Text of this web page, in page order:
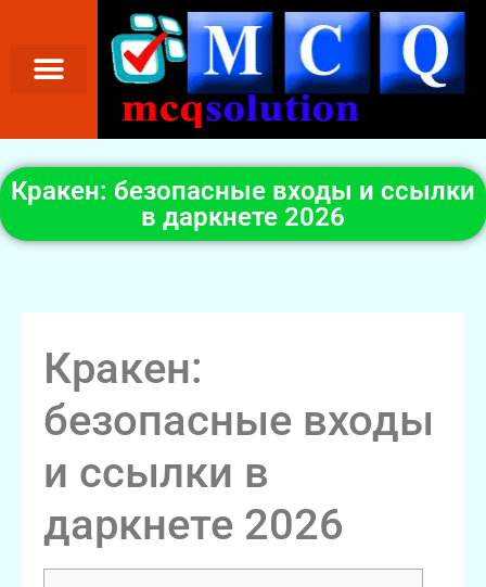
Кракен: безопасные входы и ссылки
в даркнете 2026
Кракен:
безопасные входы
и ссылки в
даркнете 2026